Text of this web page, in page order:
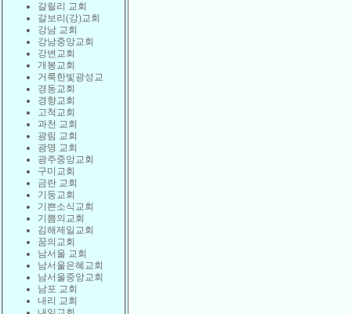
갈릴리 교회
갈보리(강)교회
강남 교회
강남중앙교회
강변교회
개봉교회
거룩한빛광성교
경동교회
경향교회
고척교회
과천 교회
광림 교회
광명 교회
광주중앙교회
구미교회
금란 교회
기둥교회
기쁜소식교회
기쁨의교회
김해제일교회
꿈의교회
남서울 교회
남서울은혜교회
남서울중앙교회
남포 교회
내리 교회